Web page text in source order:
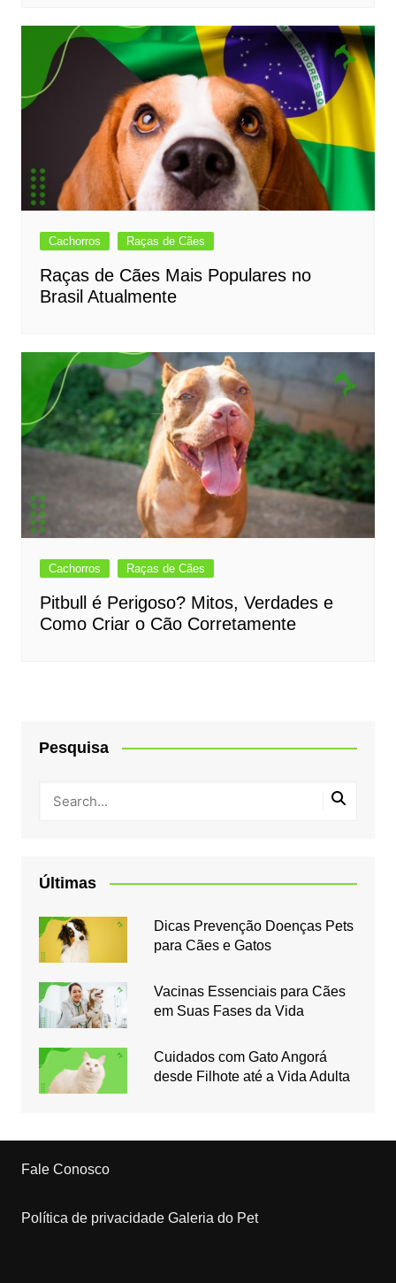
Cachorros Raças de Cães
Raças de Cães Mais Populares no
Brasil Atualmente
Cachorros Raças de Cães
Pitbull é Perigoso? Mitos, Verdades e
Como Criar o Cão Corretamente
Pesquisa
Últimas
Dicas Prevenção Doenças Pets
para Cães e Gatos
Vacinas Essenciais para Cães
em Suas Fases da Vida
Cuidados com Gato Angorá
desde Filhote até a Vida Adulta
Fale Conosco
Política de privacidade Galeria do Pet